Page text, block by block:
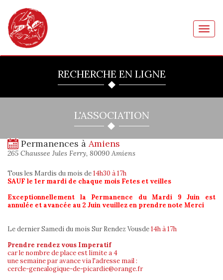
RECHERCHE EN LIGNE
L'ASSOCIATION
Permanences à Amiens
265 Chaussee Jules Ferry, 80090 Amiens
Tous les Mardis du mois de14h30 à 17h
SAUF le 1er mardi de chaque mois Fetes et veilles
Exceptionnellement la Permanence du Mardi 9 Juin est
annulée et avancée au 2 Juin veuillez en prendre note Merci
Le dernier Samedi du mois Sur Rendez Vousde14h à 17h
Prendre rendez vous Imperatif
car le nombre de place est limite a 4
une semaine par avance via l'adresse mail :
cercle-genealogique-de-picardie@orange.fr